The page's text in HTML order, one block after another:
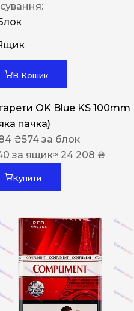
В Кошик
OK Blue KS 100mm
пачка)
₴574 за блок
за ящик≈ 24 208 ₴
Купити